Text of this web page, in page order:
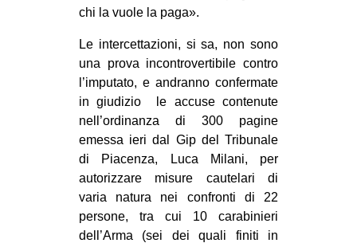
RECENSIONI
INTERNAZIONALE
AFRICA
ESTREMO ORIENTE
EUROPA
MEDIO ORIENTE
MONDO
EVENTI
chi la vuole la paga».
Le intercettazioni, si sa, non sono
una prova incontrovertibile contro
l’imputato, e andranno confermate
in giudizio le accuse contenute
nell’ordinanza di 300 pagine
emessa ieri dal Gip del Tribunale
di Piacenza, Luca Milani, per
autorizzare misure cautelari di
varia natura nei confronti di 22
persone, tra cui 10 carabinieri
dell’Arma (sei dei quali finiti in